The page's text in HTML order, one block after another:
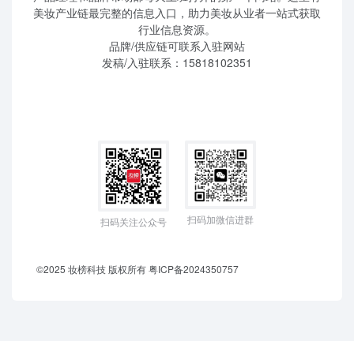
美妆产业链最完整的信息入口，助力美妆从业者一站式获取
行业信息资源。
品牌/供应链可联系入驻网站
发稿/入驻联系：15818102351
扫码关注公众号 扫码加微信进群
©2025 妆榜科技 版权所有粤ICP备2024350757